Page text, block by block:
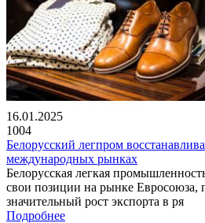
16.01.2025
1004
Белорусский легпром
международных рынках
Белорусская легкая
свои позиции на рынке Евросоюза,
значительный рост экспорта в ря
Подробнее